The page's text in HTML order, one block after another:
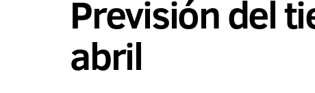
Previsión del
abril